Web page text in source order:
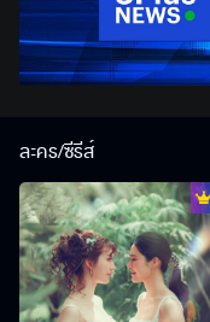
ละคร/ซีรีส์